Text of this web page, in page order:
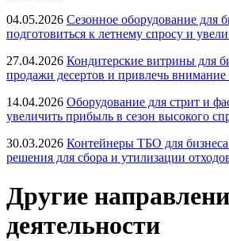
04.05.2026 Сезонное оборудование для
подготовиться к летнему спросу и
27.04.2026 Кондитерские витрины для
продажи десертов и привлечь внимание
14.04.2026 Оборудование для стрит и
увеличить прибыль в сезон высокого
30.03.2026 Контейнеры ТБО для
решения для сбора и утилизации
Другие
деятельности